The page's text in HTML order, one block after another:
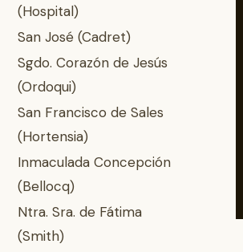
(Hospital)
San José (Cadret)
Sgdo. Corazón de Jesús
(Ordoqui)
San Francisco de Sales
(Hortensia)
Inmaculada Concepción
(Bellocq)
Ntra. Sra. de Fátima
(Smith)